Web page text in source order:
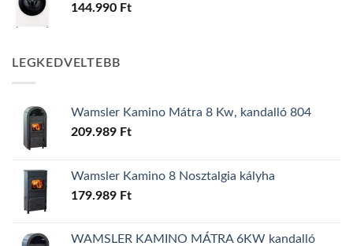
144.990 Ft
LEGKEDVELTEBB
Wamsler Kamino Mátra 8 Kw, kandalló 804
209.989 Ft
Wamsler Kamino 8 Nosztalgia kályha
179.989 Ft
WAMSLER KAMINO MÁTRA 6KW kandalló